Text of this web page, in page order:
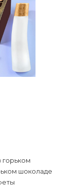
шоколаде